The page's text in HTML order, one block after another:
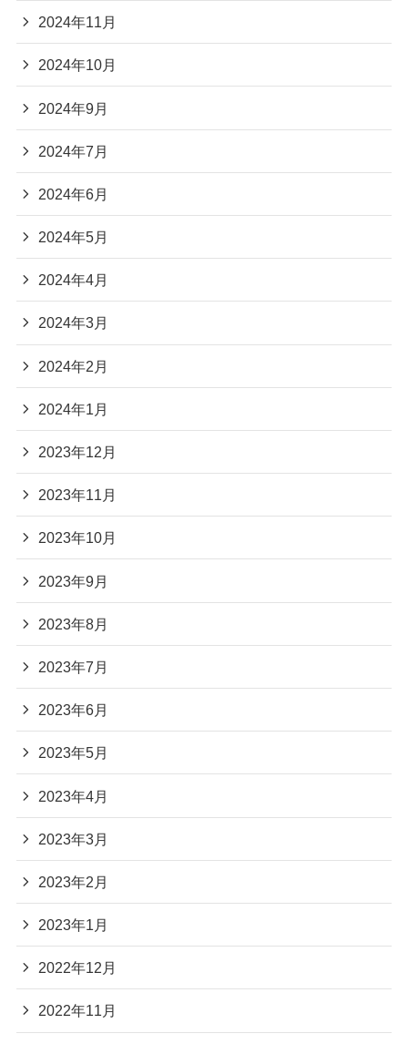
2024年11月
2024年10月
2024年9月
2024年7月
2024年6月
2024年5月
2024年4月
2024年3月
2024年2月
2024年1月
2023年12月
2023年11月
2023年10月
2023年9月
2023年8月
2023年7月
2023年6月
2023年5月
2023年4月
2023年3月
2023年2月
2023年1月
2022年12月
2022年11月